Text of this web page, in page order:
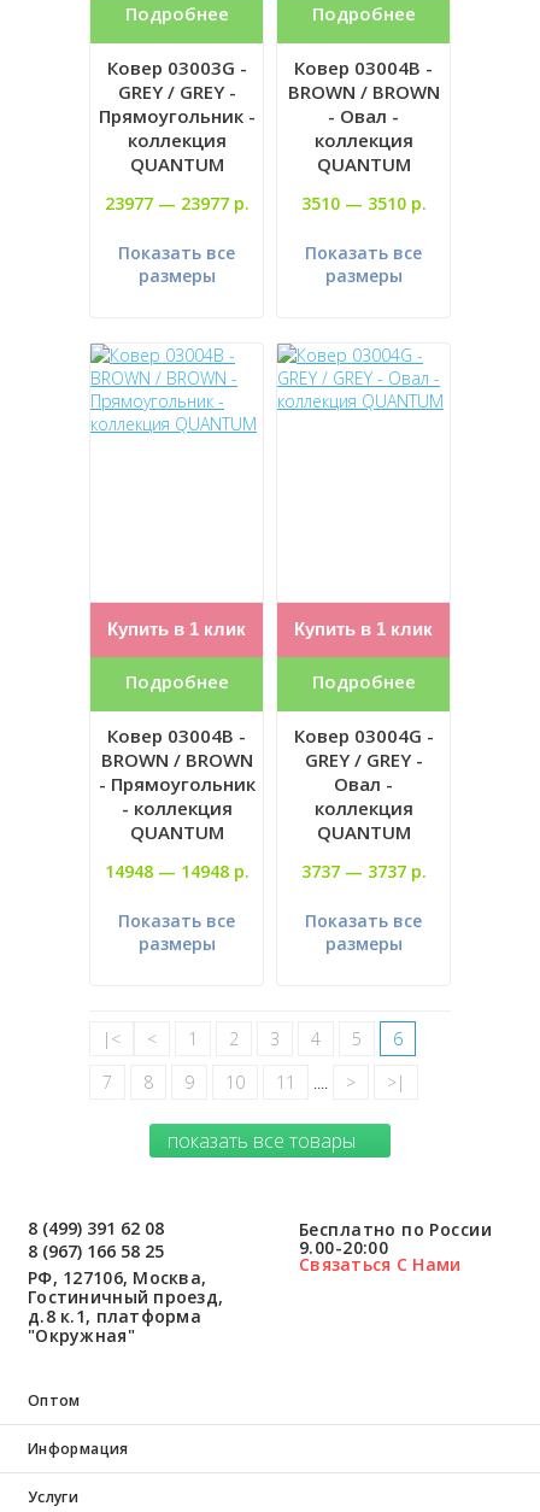
Подробнее
Ковер 03003G -
GREY / GREY -
Прямоугольник -
коллекция
QUANTUM
23977 — 23977 р.
Показать все
размеры
Подробнее
Ковер 03004B -
BROWN / BROWN
- Овал -
коллекция
QUANTUM
3510 — 3510 р.
Показать все
размеры
Купить в 1 клик
Подробнее
Ковер 03004B -
BROWN / BROWN
- Прямоугольник
- коллекция
QUANTUM
14948 — 14948 р.
Показать все
размеры
Купить в 1 клик
Подробнее
Ковер 03004G -
GREY / GREY -
Овал -
коллекция
QUANTUM
3737 — 3737 р.
Показать все
размеры
|< < 1 2 3 4 5
6
7
8 9 10 11 .... > >|
показать все товары
8 (499) 391 62 08
8 (967) 166 58 25
РФ, 127106, Москва,
Гостиничный проезд,
д.8 к.1, платформа
"Окружная"
Бесплатно по России
9.00-20:00
Связаться С Нами
Оптом
Информация
Услуги